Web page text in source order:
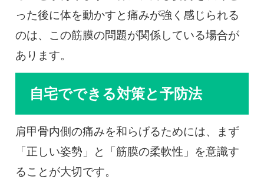
った後に体を動かすと痛みが強く感じられる
のは、この筋膜の問題が関係している場合が
あります。
自宅でできる対策と予防法
肩甲骨内側の痛みを和らげるためには、まず
「正しい姿勢」と「筋膜の柔軟性」を意識す
ることが大切です。